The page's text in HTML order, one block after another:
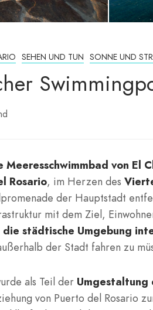
SEHEN UND TUN SONNE UND
Meeresschwimmbad von El
Rosario, im Herzen des
der Hauptstadt
mit dem Ziel,
städtische Umgebung
der Stadt fahren zu
als Teil der Umgestaltung
von Puerto del Rosario